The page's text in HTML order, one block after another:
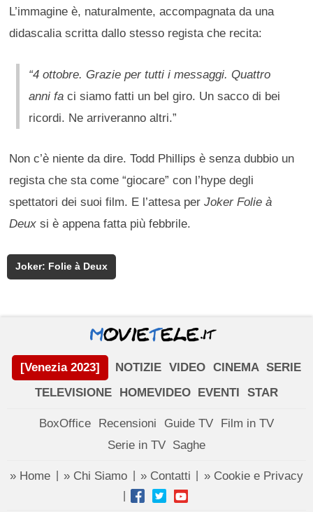
L’immagine è, naturalmente, accompagnata da una
didascalia scritta dallo stesso regista che recita:
“4 ottobre. Grazie per tutti i messaggi. Quattro
anni faci siamo fatti un bel giro. Un sacco di bei
ricordi. Ne arriveranno altri.”
Non c’è niente da dire. Todd Phillips è senza dubbio un
regista che sta come “giocare” con l’hype degli
spettatori dei suoi film. E l’attesa perJoker Folie à
Deuxsi è appena fatta più febbrile.
Joker: Folie à Deux
[Venezia 2023] NOTIZIE VIDEO CINEMA SERIE
TELEVISIONE
HOMEVIDEO EVENTI STAR
BoxOffice Recensioni Guide TV
Film in TV
Serie in TV Saghe
» Home » Chi Siamo » Contatti » Cookie e Privacy